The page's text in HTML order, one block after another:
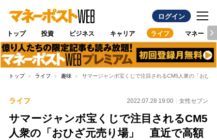
ログイン
トップ 投資 ビジネス キャリア ライフ マネー
トップ ライフ 趣味 サマージャンボ宝くじで注目されるCM5人衆の「おひ
ライフ 2022.07.28 19:00 女性セブン
サマージャンボ宝くじで注目されるCM5
人衆の「おひざ元売り場」 直近で高額